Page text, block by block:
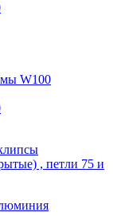
W100
, петли 75 и